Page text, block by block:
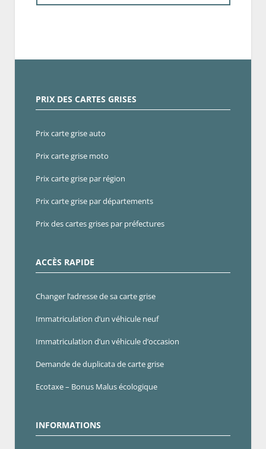
PRIX DES CARTES GRISES
Prix carte grise auto
Prix carte grise moto
Prix carte grise par région
Prix carte grise par départements
Prix des cartes grises par préfectures
ACCÈS RAPIDE
Changer l’adresse de sa carte grise
Immatriculation d’un véhicule neuf
Immatriculation d’un véhicule d’occasion
Demande de duplicata de carte grise
Ecotaxe – Bonus Malus écologique
INFORMATIONS